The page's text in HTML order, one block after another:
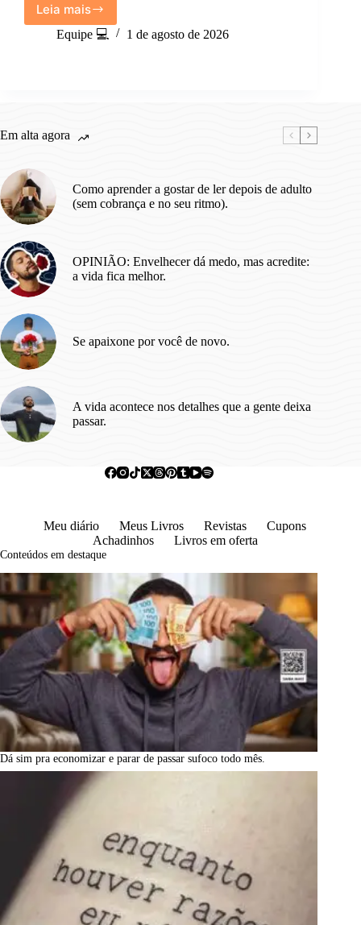
Leia mais
10
Músicas
mais
TikTok.
Equipe 💻 1 de agosto de 2026
Em alta agora
Como aprender a gostar de ler depois de adulto
(sem cobrança e no seu ritmo).
OPINIÃO: Envelhecer dá medo, mas acredite:
a vida fica melhor.
Se apaixone por você de novo.
A vida acontece nos detalhes que a gente deixa
passar.
Meu diário Meus Livros Revistas
Cupons
Achadinhos
Livros em oferta
Conteúdos em destaque
Dá sim pra economizar e parar de passar sufoco todo mês.